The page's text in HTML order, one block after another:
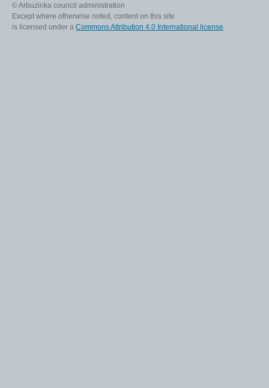
© Arbuzinka council administration
Except where otherwise noted, content on this site
is licensed under a Commons Attribution 4.0 International license